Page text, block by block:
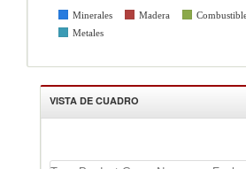
Minerales
Madera
Metales
VISTA DE CUADRO